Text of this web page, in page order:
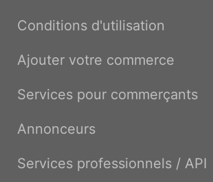
Conditions d'utilisation
Ajouter votre commerce
Services pour commerçants
Annonceurs
Services professionnels / API